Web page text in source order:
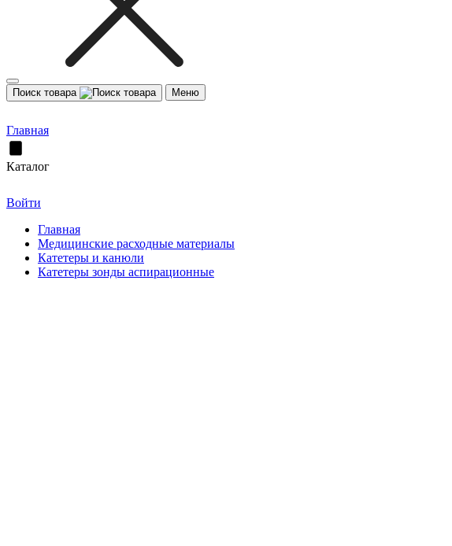
Поиск товара Меню
Главная
Каталог
Войти
Главная
Медицинские расходные материалы
Катетеры и канюли
Катетеры зонды аспирационные